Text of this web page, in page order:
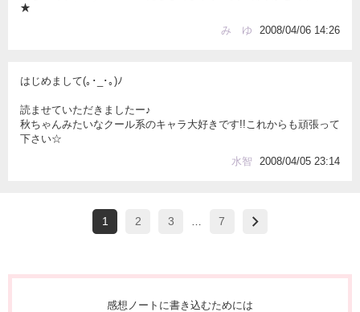
★
み ゆ
2008/04/06 14:26
はじめまして(｡･_･｡)ﾉ
読ませていただきましたー♪
秋ちゃんみたいなクール系のキャラ大好きです!!これからも頑張って
下さい☆
水智
2008/04/05 23:14
1 2 3 7
感想ノートに書き込むためには